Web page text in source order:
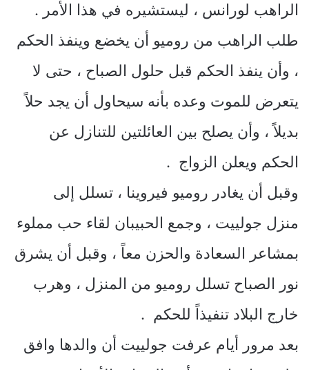
الراهب لورانس ، ليستشيره في هذا الأمر .
طلب الراهب من روميو أن يخضع وينفذ الحكم
، وأن ينفذ الحكم قبل حلول الصباح ، حتى لا
يتعرض للموت وعده بأنه سيحاول أن يجد حلاً
بديلاً ، وأن يصلح بين العائلتين للتنازل عن
الحكم ويعلن الزواج .
وقبل أن يغادر روميو فيروينا ، تسلل إلى
منزل جولييت ، وجمع الحبيبان لقاء حب مملوء
بمشاعر السعادة والحزن معاً ، وقبل أن يشرق
نور الصباح تسلل روميو من المنزل ، وهرب
خارج البلاد تنفيذاً للحكم .
بعد مرور أيام عرفت جولييت أن والدها وافق